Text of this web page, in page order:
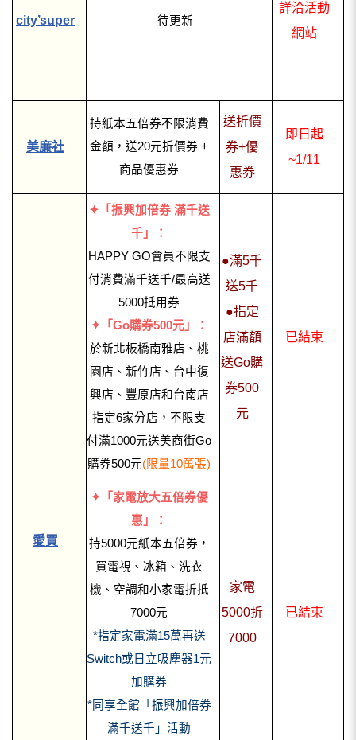
city’super 待更新
詳洽活動
網站
美廉社
持紙本五倍券不限消費
金額，送20元折價券 +
商品優惠券
送折價
券+優
惠券
即日起
~1/11
愛買
✦「振興加倍券 滿千送
千」：
HAPPY GO會員不限支
付消費滿千送千/最高送
5000抵用券
✦「Go購券500元」：
於新北板橋南雅店、桃
園店、新竹店、台中復
興店、豐原店和台南店
指定6家分店，不限支
付滿1000元送美商街Go
購券500元(限量10萬張)
●滿5千
送5千
●指定
店滿額
送Go購
券500
元
已結束
✦「家電放大五倍券優
惠」：
持5000元紙本五倍券，
買電視、冰箱、洗衣
機、空調和小家電折抵
7000元
*指定家電滿15萬再送
Switch或日立吸塵器1元
加購券
*同享全館「振興加倍券
滿千送千」活動
家電
5000折
7000
已結束